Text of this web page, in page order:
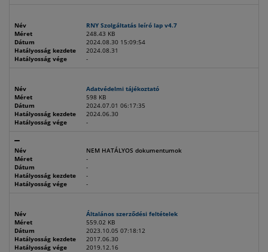
Név
RNY Szolgáltatás leíró lap v4.7
Méret
248.43 KB
Dátum
2024.08.30 15:09:54
Hatályosság kezdete
2024.08.31
Hatályosság vége
-
Név
Adatvédelmi tájékoztató
Méret
598 KB
Dátum
2024.07.01 06:17:35
Hatályosság kezdete
2024.06.30
Hatályosság vége
-
Név
NEM HATÁLYOS dokumentumok
Méret
-
Dátum
-
Hatályosság kezdete
-
Hatályosság vége
-
Név
Általános szerződési feltételek
Méret
559.02 KB
Dátum
2023.10.05 07:18:12
Hatályosság kezdete
2017.06.30
Hatályosság vége
2019.12.16